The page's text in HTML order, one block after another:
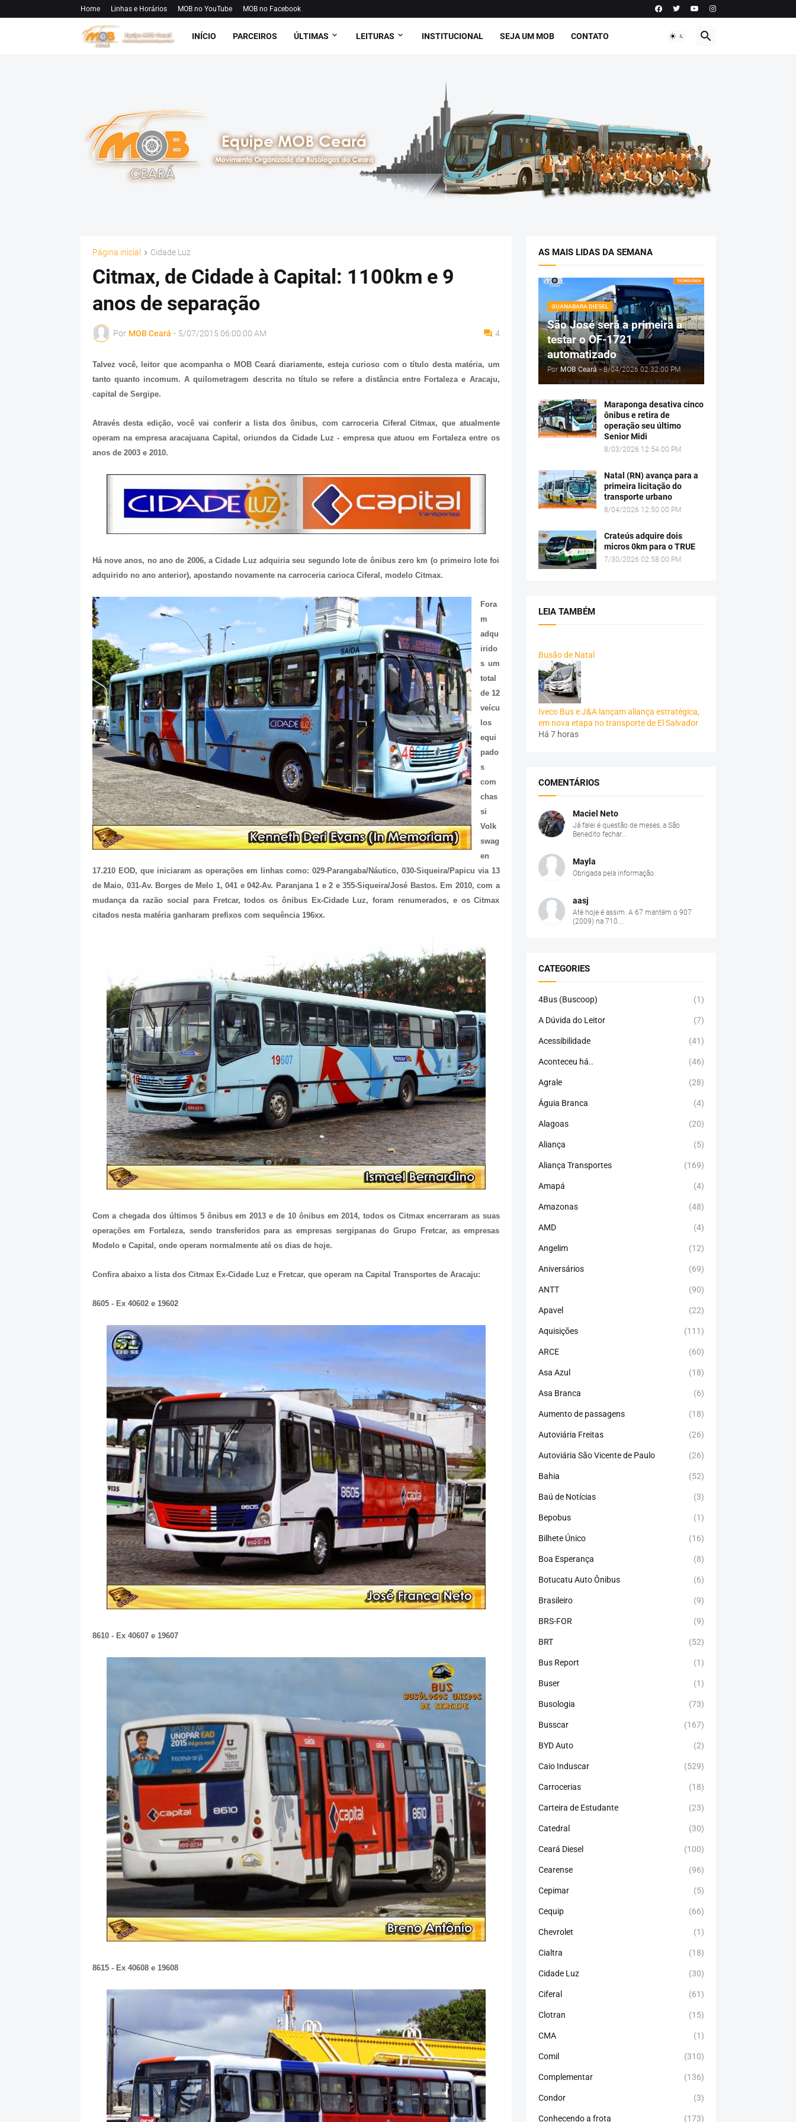
Home Linhas e Horários MOB no YouTube MOB no Facebook
INÍCIO PARCEIROS ÚLTIMAS LEITURAS INSTITUCIONAL SEJA UM MOB CONTATO
Página inicial Cidade Luz
Citmax, de Cidade à Capital: 1100km e 9
anos de separação
Por MOB Ceará - 5/07/2015 06:00:00 AM 4
Talvez você, leitor que acompanha o MOB Ceará diariamente, esteja curioso com o título desta matéria, um
tanto quanto incomum. A quilometragem descrita no título se refere a distância entre Fortaleza e Aracaju,
capital de Sergipe.
Através desta edição, você vai conferir a lista dos ônibus, com carroceria Ciferal Citmax, que atualmente
operam na empresa aracajuana Capital, oriundos da Cidade Luz - empresa que atuou em Fortaleza entre os
anos de 2003 e 2010.
Há nove anos, no ano de 2006, a Cidade Luz adquiria seu segundo lote de ônibus zero km (o primeiro lote foi
adquirido no ano anterior), apostando novamente na carroceria carioca Ciferal, modelo Citmax.
Fora
m
adqu
irido
s um
total
de 12
veícu
los
equi
pado
s
com
chas
si
Volk
swag
en
17.210 EOD, que iniciaram as operações em linhas como: 029-Parangaba/Náutico, 030-Siqueira/Papicu via 13
de Maio, 031-Av. Borges de Melo 1, 041 e 042-Av. Paranjana 1 e 2 e 355-Siqueira/José Bastos. Em 2010, com a
mudança da razão social para Fretcar, todos os ônibus Ex-Cidade Luz, foram renumerados, e os Citmax
citados nesta matéria ganharam prefixos com sequência 196xx.
Com a chegada dos últimos 5 ônibus em 2013 e de 10 ônibus em 2014, todos os Citmax encerraram as suas
operações em Fortaleza, sendo transferidos para as empresas sergipanas do Grupo Fretcar, as empresas
Modelo e Capital, onde operam normalmente até os dias de hoje.
Confira abaixo a lista dos Citmax Ex-Cidade Luz e Fretcar, que operam na Capital Transportes de Aracaju:
8605 - Ex 40602 e 19602
8610 - Ex 40607 e 19607
8615 - Ex 40608 e 19608
AS MAIS LIDAS DA SEMANA
GUANABARA DIESEL
São José será a primeira a
testar o OF-1721
automatizado
Por MOB Ceará - 8/04/2026 02:32:00 PM
Maraponga desativa cinco
ônibus e retira de
operação seu último
Senior Midi
8/03/2026 12:54:00 PM
Natal (RN) avança para a
primeira licitação do
transporte urbano
8/04/2026 12:50:00 PM
Crateús adquire dois
micros 0km para o TRUE
7/30/2026 02:58:00 PM
LEIA TAMBÉM
Busão de Natal
Iveco Bus e J&A lançam aliança estratégica,
em nova etapa no transporte de El Salvador
Há 7 horas
COMENTÁRIOS
Maciel Neto
Já falei é questão de meses, a São
Benedito fechar...
Mayla
Obrigada pela informação.
aasj
Até hoje é assim. A 67 mantém o 907
(2009) na 710....
CATEGORIES
4Bus (Buscoop) (1)
A Dúvida do Leitor (7)
Acessibilidade (41)
Aconteceu há.. (46)
Agrale (28)
Águia Branca (4)
Alagoas (20)
Aliança (5)
Aliança Transportes (169)
Amapá (4)
Amazonas (48)
AMD (4)
Angelim (12)
Aniversários (69)
ANTT (90)
Apavel (22)
Aquisições (111)
ARCE (60)
Asa Azul (18)
Asa Branca (6)
Aumento de passagens (18)
Autoviária Freitas (26)
Autoviária São Vicente de Paulo (26)
Bahia (52)
Baú de Notícias (3)
Bepobus (1)
Bilhete Único (16)
Boa Esperança (8)
Botucatu Auto Ônibus (6)
Brasileiro (9)
BRS-FOR (9)
BRT (52)
Bus Report (1)
Buser (1)
Busologia (73)
Busscar (167)
BYD Auto (2)
Caio Induscar (529)
Carrocerias (18)
Carteira de Estudante (23)
Catedral (30)
Ceará Diesel (100)
Cearense (96)
Cepimar (5)
Cequip (66)
Chevrolet (1)
Cialtra (18)
Cidade Luz (30)
Ciferal (61)
Clotran (15)
CMA (1)
Comil (310)
Complementar (136)
Condor (3)
Conhecendo a frota (173)